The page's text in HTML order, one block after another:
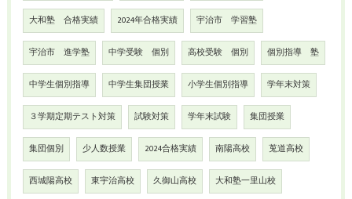
大和塾 合格実績 2024年合格実績 宇治市 学習塾
宇治市 進学塾 中学受験 個別 高校受験 個別 個別指導 塾
中学生個別指導 中学生集団授業 小学生個別指導 学年末対策
３学期定期テスト対策 試験対策 学年末試験 集団授業
集団個別 少人数授業 2024合格実績 南陽高校 莵道高校
西城陽高校 東宇治高校 久御山高校 大和塾一里山校